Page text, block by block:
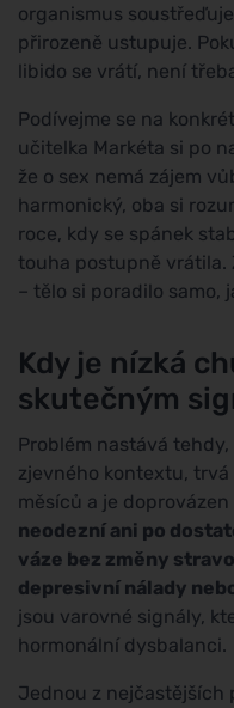
organismus
přirozeně ustupuje.
libido se vrátí, není
Podívejme se na
učitelka Markéta si po
že o sex nemá zájem
harmonický, oba si
roce, kdy se spánek
touha postupně
– tělo si poradilo samo,
Kdy je nízká
skutečným
Problém nastává
zjevného kontextu,
měsíců a je
neodezní ani po
váze bez změny
depresivní nálady
jsou varovné signály,
hormonální dysbalanci.
Jednou z nejčastějších